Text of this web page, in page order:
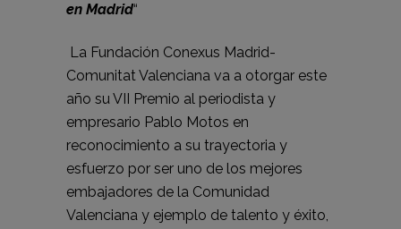
en Madrid“
La Fundación Conexus Madrid-
Comunitat Valenciana va a otorgar este
año su VII Premio al periodista y
empresario Pablo Motos en
reconocimiento a su trayectoria y
esfuerzo por ser uno de los mejores
embajadores de la Comunidad
Valenciana y ejemplo de talento y éxito,